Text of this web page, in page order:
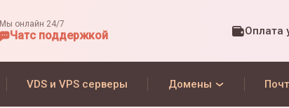
Мы онлайн 24/7
Чатс поддержкой Оплата
VDS и VPS серверы Домены